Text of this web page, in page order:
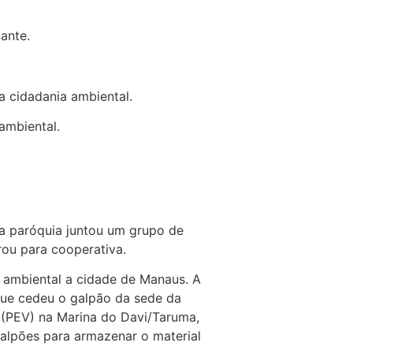
cidadania ambiental.
paróquia juntou um grupo de
para cooperativa.
a cidade de Manaus. A
cedeu o galpão da sede da
na Marina do Davi/Taruma,
para armazenar o material